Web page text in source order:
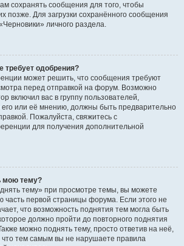
сохранять сообщения для того, чтобы
позже. Для загрузки сохранённого сообщения
личного раздела.
требует одобрения?
может решить, что сообщения требуют
перед отправкой на форум. Возможно
включил вас в группу пользователей,
или её мнению, должны быть предварительно
Пожалуйста, свяжитесь с
для получения дополнительной
мою тему?
тему» при просмотре темы, вы можете
часть первой страницы форума. Если этого не
что возможность поднятия тем могла быть
должно пройти до повторного поднятия
можно поднять тему, просто ответив на неё,
что тем самым вы не нарушаете правила